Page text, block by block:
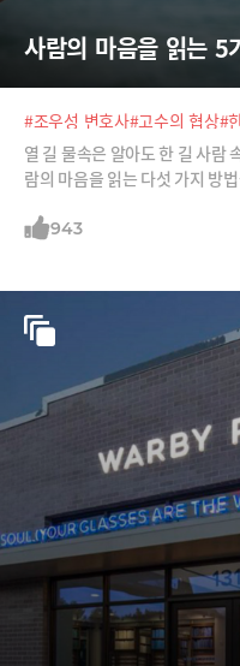
사람의 마음을 읽는 5
#조우성 변호사#고수의 협상#
열 길 물속은 알아도 한 길 사람
람의 마음을 읽는 다섯 가지 방
943